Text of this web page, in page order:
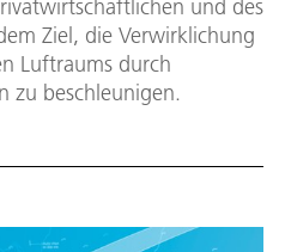
und des
Ziel, die Verwirklichung
Luftraums durch
zu beschleunigen.